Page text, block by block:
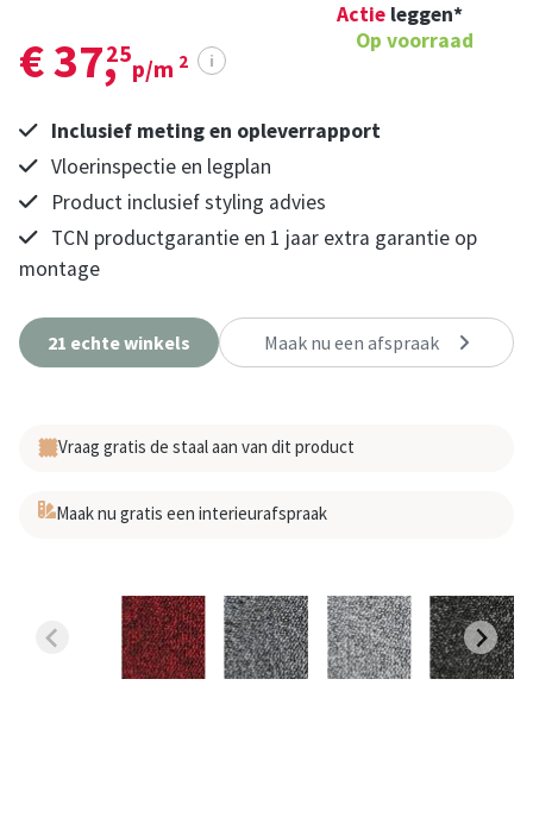
€ 37,
25
p/m 2 i
Actie leggen*
Op voorraad
Inclusief meting en opleverrapport
Vloerinspectie en legplan
Product inclusief styling advies
TCN productgarantie en 1 jaar extra garantie op
montage
21 echte winkels Maak nu een afspraak
Vraag gratis de staal aan van dit product
Maak nu gratis een interieurafspraak